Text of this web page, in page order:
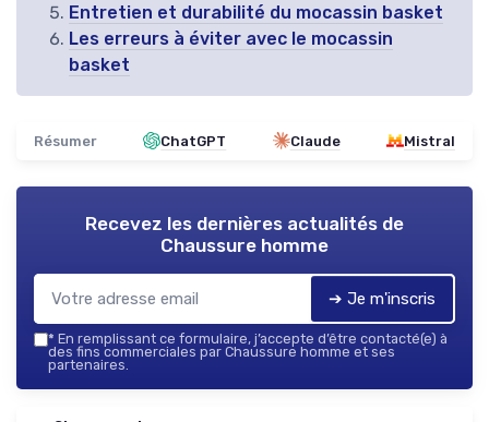
Entretien et durabilité du mocassin basket
Les erreurs à éviter avec le mocassin
basket
Résumer ChatGPT Claude Mistral
Recevez les dernières actualités de
Chaussure homme
➔ Je m'inscris
* En remplissant ce formulaire, j’accepte d’être contacté(e) à
des fins commerciales par Chaussure homme et ses
partenaires.